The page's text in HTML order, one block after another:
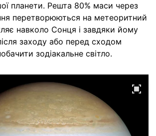
планети. Решта 80% маси через
перетворюються на метеоритний
навколо Сонця і завдяки йому
заходу або перед сходом
зодіакальне світло.